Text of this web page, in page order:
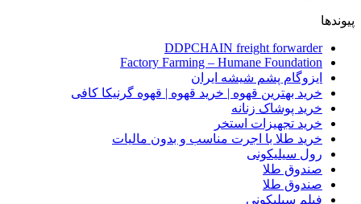
پیوندها
DDPCHAIN freight forwarder
Factory Farming – Humane Foundation
ایزوگام پشم شیشه ایران
خرید بهترین قهوه | خرید قهوه | قهوه گرنیکا کافی
خرید پوشاک زنانه
خرید تجهیزات استخر
خرید طلا با اجرت مناسب و بدون مالیات
رول سیلیکونی
صندوق طلا
صندوق طلا
فیلم سیلیکونی